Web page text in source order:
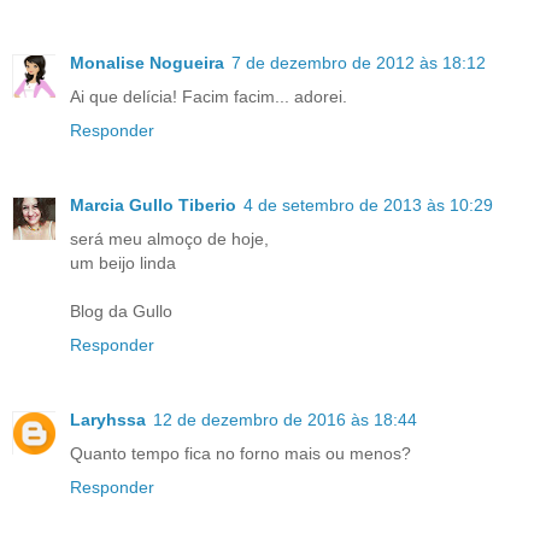
Monalise Nogueira 7 de dezembro de 2012 às 18:12
Ai que delícia! Facim facim... adorei.
Responder
Marcia Gullo Tiberio 4 de setembro de 2013 às 10:29
será meu almoço de hoje,
um beijo linda
Blog da Gullo
Responder
Laryhssa 12 de dezembro de 2016 às 18:44
Quanto tempo fica no forno mais ou menos?
Responder